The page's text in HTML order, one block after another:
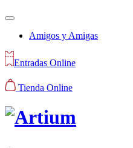
Amigos y Amigas
Entradas Online
Tienda Online